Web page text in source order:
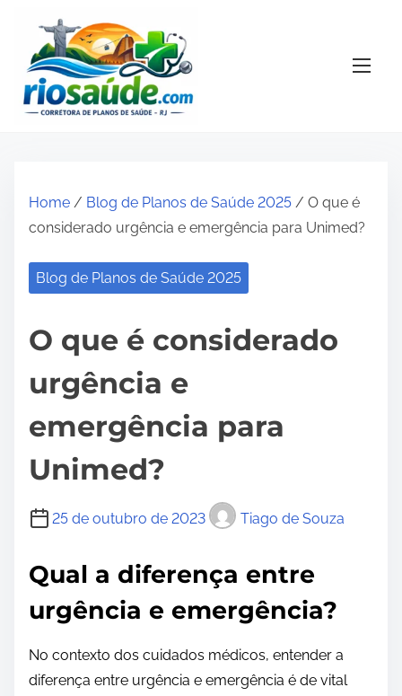
Home / Blog de Planos de Saúde 2025 / O que é
considerado urgência e emergência para Unimed?
Blog de Planos de Saúde 2025
O que é considerado
urgência e
emergência para
Unimed?
25 de outubro de 2023 Tiago de Souza
Qual a diferença entre
urgência e emergência?
No contexto dos cuidados médicos, entender a
diferença entre urgência e emergência é de vital